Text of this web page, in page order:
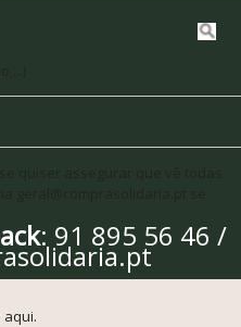
: 91 895 56 46 /
aqui.